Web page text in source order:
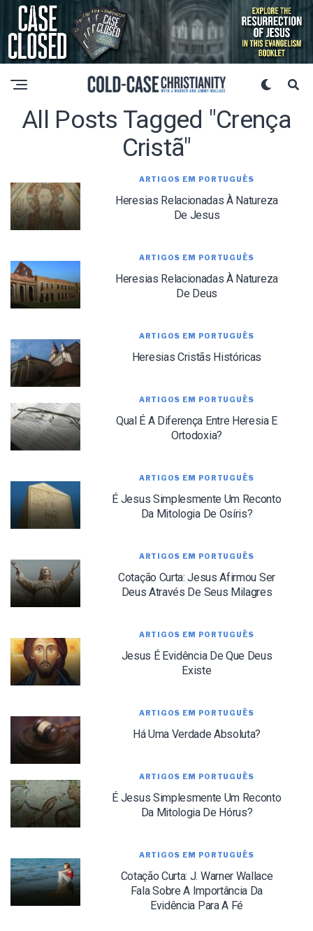
All Posts Tagged "crença
Cristã"
ARTIGOS EM PORTUGUÊS
Heresias Relacionadas À Natureza
De Jesus
ARTIGOS EM PORTUGUÊS
Heresias Relacionadas À Natureza
De Deus
ARTIGOS EM PORTUGUÊS
Heresias Cristãs Históricas
ARTIGOS EM PORTUGUÊS
Qual É A Diferença Entre Heresia E
Ortodoxia?
ARTIGOS EM PORTUGUÊS
É Jesus Simplesmente Um Reconto
Da Mitologia De Osíris?
ARTIGOS EM PORTUGUÊS
Cotação Curta: Jesus Afirmou Ser
Deus Através De Seus Milagres
ARTIGOS EM PORTUGUÊS
Jesus É Evidência De Que Deus
Existe
ARTIGOS EM PORTUGUÊS
Há Uma Verdade Absoluta?
ARTIGOS EM PORTUGUÊS
É Jesus Simplesmente Um Reconto
Da Mitologia De Hórus?
ARTIGOS EM PORTUGUÊS
Cotação Curta: J. Warner Wallace
Fala Sobre A Importância Da
Evidência Para A Fé
LET J. WARNER TRAIN YOU!
Subscribe to receive free briefing and training
updates from J. Warner Wallace
We use FloDesk as our marketing automation service. By submitting this form, you
agree that the information you provide will be transferred to FloDesk for processing
in accordance with their Terms of Use and Privacy Policy.